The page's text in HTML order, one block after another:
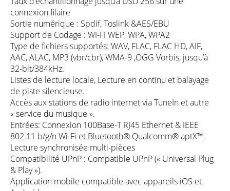
connexion filaire
Sortie numérique : Spdif, Toslink &AES/EBU
Support de Codage : WI-FI WEP, WPA, WPA2
Type de fichiers supportés: WAV, FLAC, FLAC HD, AIF,
AAC, ALAC, MP3 (vbr/cbr), WMA-9 ,OGG Vorbis, jusqu’à
32-bit/384kHz.
Listes de lecture locale, Lecture en continu et balayage
de piste silencieuse.
Accès aux stations de radio internet via TuneIn et autre
« service du musique ».
Entrées: Connexion 100Base-T RJ45 Ethernet & IEEE
802.11 b/g/n Wi-Fi et Bluetooth® Qualcomm® aptX™.
Lecture synchronisée multi-pièces
Compatibilité UPnP : Compatible UPnP (« Universal Plug
& Play »).
Application mobile compatible avec appareils iOS et